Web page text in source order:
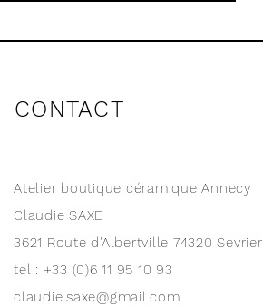
CONTACT
Atelier boutique céramique Annecy
Claudie SAXE
3621 Route d'Albertville 74320 Sevrier
tel : +33 (0)6 11 95 10 93
claudie.saxe@gmail.com